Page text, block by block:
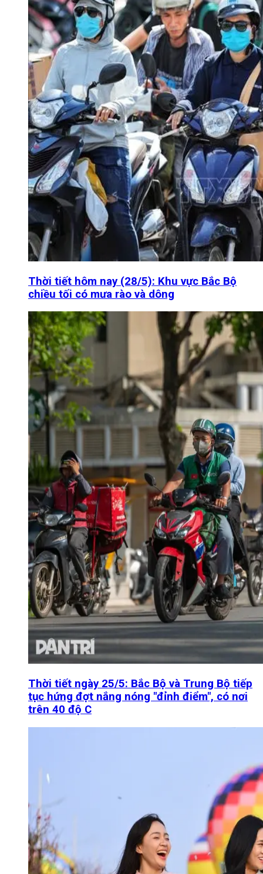
Thời tiết hôm nay (28/5): Khu vực Bắc Bộ
chiều tối có mưa rào và dông
Thời tiết ngày 25/5: Bắc Bộ và Trung Bộ tiếp
tục hứng đợt nắng nóng "đỉnh điểm", có nơi
trên 40 độ C